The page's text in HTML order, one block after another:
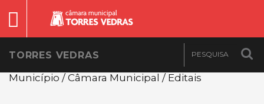
TORRES VEDRAS
Município / Câmara Municipal / Editais